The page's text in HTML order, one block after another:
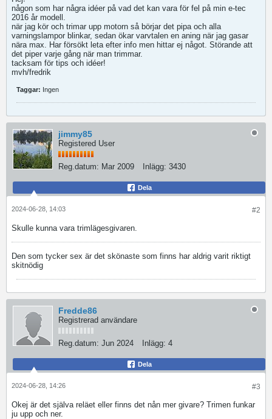
någon som har några idéer på vad det kan vara för fel på min e-tec
2016 år modell.
när jag kör och trimar upp motorn så börjar det pipa och alla
varningslampor blinkar, sedan ökar varvtalen en aning när jag gasar
nära max. Har försökt leta efter info men hittar ej något. Störande att
det piper varje gång när man trimmar.
tacksam för tips och idéer!
mvh/fredrik
Taggar: Ingen
jimmy85
Registered User
Reg.datum: Mar 2009 Inlägg: 3430
Dela
#2
2024-06-28, 14:03
Skulle kunna vara trimlägesgivaren.
Den som tycker sex är det skönaste som finns har aldrig varit riktigt
skitnödig
Fredde86
Registrerad användare
Reg.datum: Jun 2024 Inlägg: 4
Dela
#3
2024-06-28, 14:26
Okej är det själva reläet eller finns det nån mer givare? Trimen funkar
ju upp och ner.